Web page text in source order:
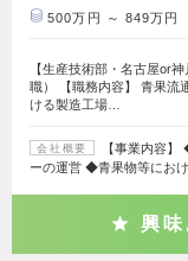
500万円 ～ 849万円
【生産技術部・名古屋or
職） 【職務内容】 青果流
ける製造工場…
会社概要
【事業内容
ーの運営 ◆青果物等にお
興味